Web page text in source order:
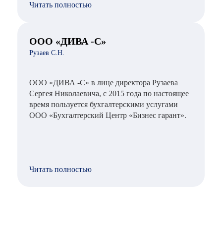
Читать полностью
ООО «ДИВА -С»
Рузаев С.Н.
ООО «ДИВА -С» в лице директора Рузаева
Сергея Николаевича, с 2015 года по настоящее
время пользуется бухгалтерскими услугами
ООО «Бухгалтерский Центр «Бизнес гарант».
Читать полностью